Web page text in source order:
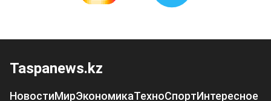
Taspanews.kz
НовостиМирЭкономикаТехноСпортИнтересное